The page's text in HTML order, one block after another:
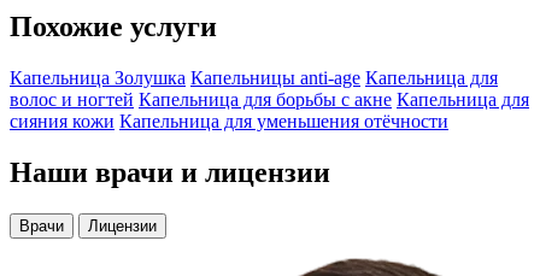
Похожие услуги
Капельница Золушка Капельницы anti-age Капельница для
волос и ногтей Капельница для борьбы с акне Капельница для
сияния кожи Капельница для уменьшения отёчности
Наши врачи и лицензии
Врачи Лицензии